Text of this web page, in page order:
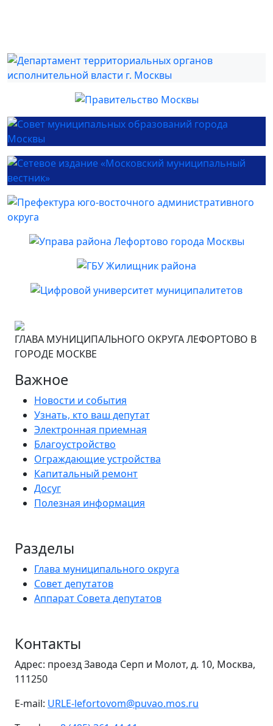
ГЛАВА МУНИЦИПАЛЬНОГО ОКРУГА ЛЕФОРТОВО В
ГОРОДЕ МОСКВЕ
Важное
Новости и события
Узнать, кто ваш депутат
Электронная приемная
Благоустройство
Ограждающие устройства
Капитальный ремонт
Досуг
Полезная информация
Разделы
Глава муниципального округа
Совет депутатов
Аппарат Совета депутатов
Контакты
Адрес: проезд Завода Серп и Молот, д. 10, Москва,
111250
E-mail: URLE-lefortovom@puvao.mos.ru